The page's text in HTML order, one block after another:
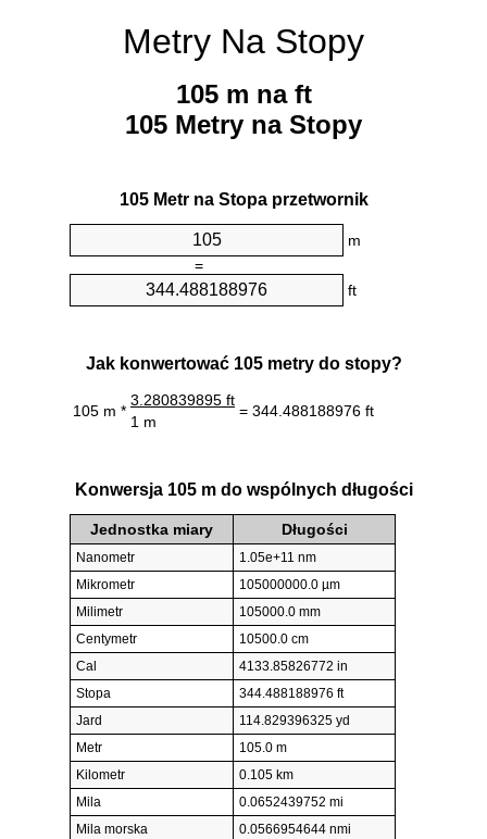
Metry Na Stopy
105 m na ft
105 Metry na Stopy
105 Metr na Stopa przetwornik
m
=
ft
Jak konwertować 105 metry do stopy?
105 m *
3.280839895 ft
= 344.488188976 ft
1 m
Konwersja 105 m do wspólnych długości
Jednostka miary Długości
Nanometr
1.05e+11 nm
Mikrometr
105000000.0 µm
Milimetr
105000.0 mm
Centymetr
10500.0 cm
Cal
4133.85826772 in
Stopa
344.488188976 ft
Jard
114.829396325 yd
Metr
105.0 m
Kilometr
0.105 km
Mila
0.0652439752 mi
Mila morska
0.0566954644 nmi